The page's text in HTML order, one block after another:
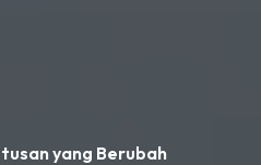
yang Berubah